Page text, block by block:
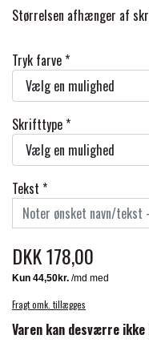
SKO &
PREMIER
PREMIER
PREMIER
PREMIER
PREMIER
FENWICK
Størrelsen afhænger af
Tryk farve *
Skrifttype *
Tekst *
DKK 178,00
Fragt omk. tillægges
Varen kan desværre